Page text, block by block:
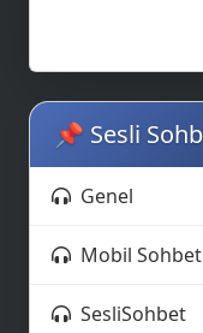
📌 Sesli
Genel
Mobil Sohbet
SesliSohbet